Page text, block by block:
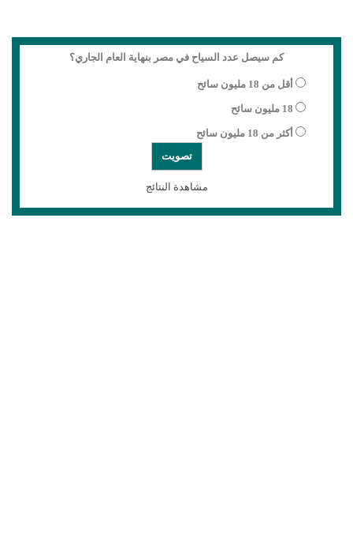
كم سيصل عدد السياح في مصر بنهاية العام الجاري؟
أقل من 18 مليون سائح
18 مليون سائح
أكثر من 18 مليون سائح
مشاهدة النتائج